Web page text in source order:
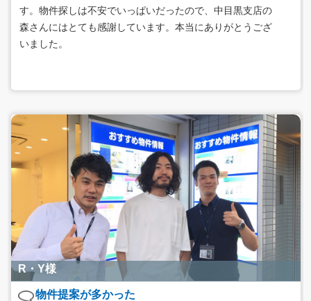
す。物件探しは不安でいっぱいだったので、中目黒支店の
森さんにはとても感謝しています。本当にありがとうござ
いました。
R・Y様
物件提案が多かった